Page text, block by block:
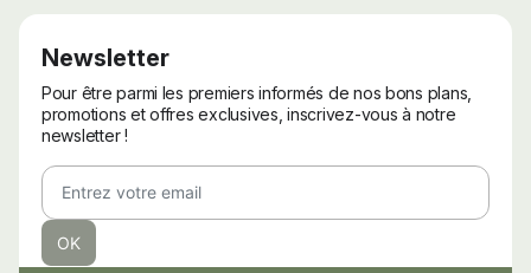
Newsletter
Pour être parmi les premiers informés de nos bons plans,
promotions et offres exclusives, inscrivez-vous à notre
newsletter !